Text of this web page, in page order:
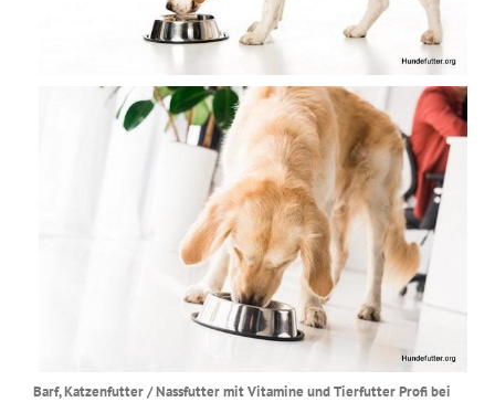
Barf, Katzenfutter / Nassfutter mit Vitamine und Tierfutter Profi bei